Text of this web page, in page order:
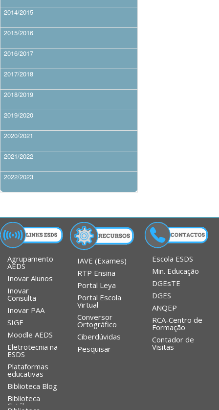
2014/2015
2015/2016
2016/2017
2017/2018
2018/2019
2019/2020
2020/2021
2021/2022
2022/2023
Agrupamento
AEDS
Inovar Alunos
Inovar
Consulta
Inovar PAA
SIGE
Moodle AEDS
Eletrotecnia na
ESDS
Plataformas
educativas
Biblioteca Blog
Biblioteca
Catálogo
IAVE (Exames)
RTP Ensina
Portal Leya
Portal Escola
Virtual
Conversor
Ortográfico
Ciberdúvidas
Pesquisar
Escola ESDS
Min. Educação
DGEsTE
DGES
ANQEP
RCA-Centro de
Formação
Contador de
Visitas